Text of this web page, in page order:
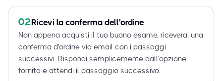
02Ricevi la conferma dell'ordine
Non appena acquisti il tuo buono esame, riceverai una
conferma d'ordine via email con i passaggi
successivi. Rispondi semplicemente dall'opzione
fornita e attendi il passaggio successivo.